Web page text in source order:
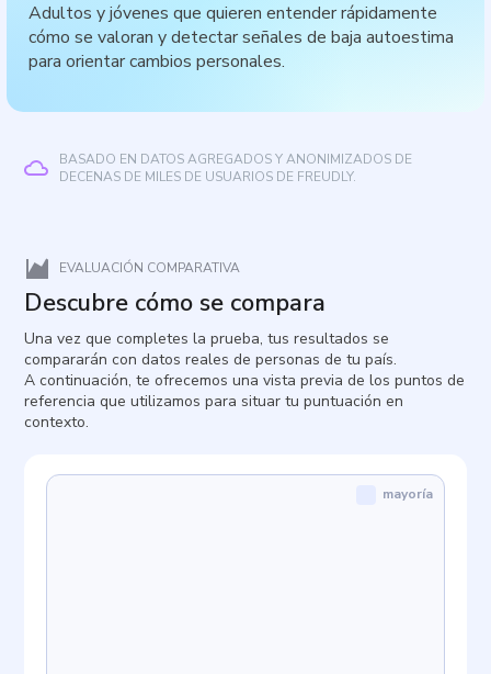
Adultos y jóvenes que quieren entender rápidamente
cómo se valoran y detectar señales de baja autoestima
para orientar cambios personales.
BASADO EN DATOS AGREGADOS Y ANONIMIZADOS DE
DECENAS DE MILES DE USUARIOS DE FREUDLY.
EVALUACIÓN COMPARATIVA
Descubre cómo se compara
Una vez que completes la prueba, tus resultados se
compararán con datos reales de personas de tu país.
A continuación, te ofrecemos una vista previa de los puntos de
referencia que utilizamos para situar tu puntuación en
contexto.
mayoría